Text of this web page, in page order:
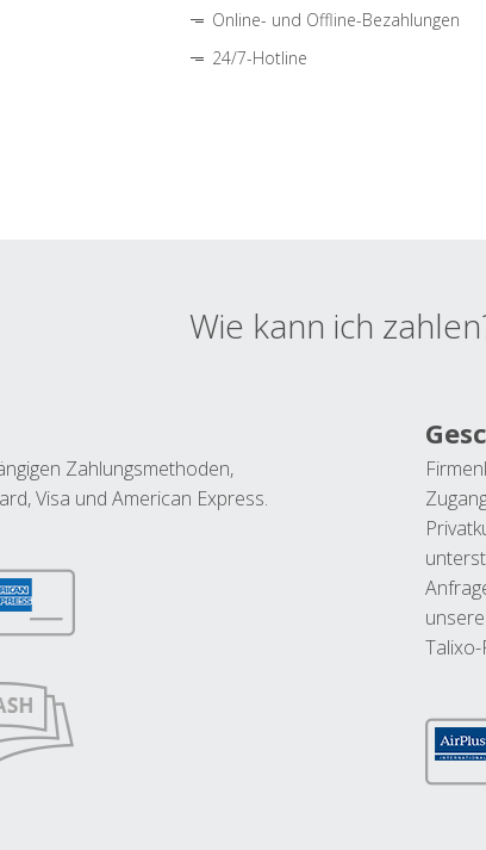
Online- und Offline-Bezahlungen
24/7-Hotline
Wie kann ich
Zahlungsmethoden,
Visa und American Express.